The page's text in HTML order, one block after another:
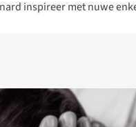
inspireer met nuwe